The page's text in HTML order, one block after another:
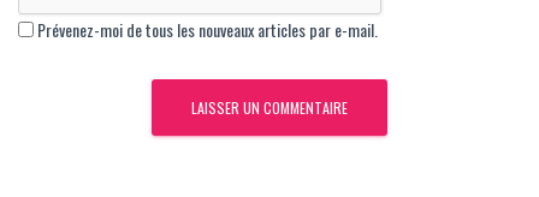
Prévenez-moi de tous les nouveaux articles par e-mail.